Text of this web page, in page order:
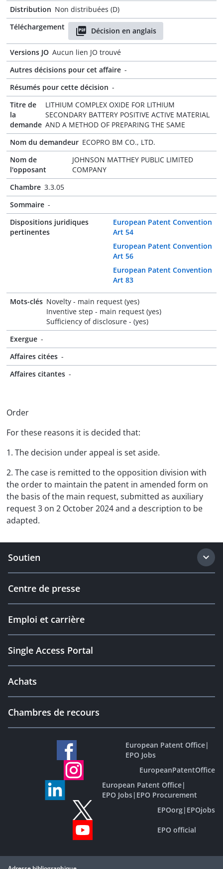
Distribution Non distribuées (D)
Téléchargement
Décision en anglais
Versions JO Aucun lien JO trouvé
Autres décisions pour cet affaire -
Résumés pour cette décision -
Titre de
la
demande
LITHIUM COMPLEX OXIDE FOR LITHIUM
SECONDARY BATTERY POSITIVE ACTIVE MATERIAL
AND A METHOD OF PREPARING THE SAME
Nom du demandeur ECOPRO BM CO., LTD.
Nom de
l'opposant
JOHNSON MATTHEY PUBLIC LIMITED
COMPANY
Chambre 3.3.05
Sommaire -
Dispositions juridiques
pertinentes
European Patent Convention
Art 54
European Patent Convention
Art 56
European Patent Convention
Art 83
Mots-clés Novelty - main request (yes)
Inventive step - main request (yes)
Sufficiency of disclosure - (yes)
Exergue -
Affaires citées -
Affaires citantes -
Order
For these reasons it is decided that:
1. The decision under appeal is set aside.
2. The case is remitted to the opposition division with
the order to maintain the patent in amended form on
the basis of the main request, submitted as auxiliary
request 3 on 2 October 2024 and a description to be
adapted.
Soutien
Centre de presse
Emploi et carrière
Single Access Portal
Achats
Chambres de recours
European Patent Office|
EPO Jobs
EuropeanPatentOffice
European Patent Office|
EPO Jobs| EPO Procurement
EPOorg| EPOjobs
EPO official